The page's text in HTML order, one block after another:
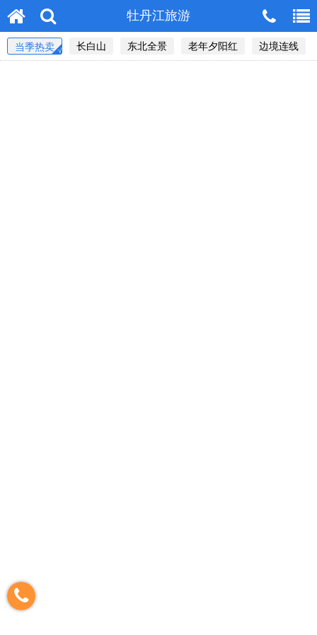
牡丹江旅游
当季热卖 长白山 东北全景 老年夕阳红 边境连线